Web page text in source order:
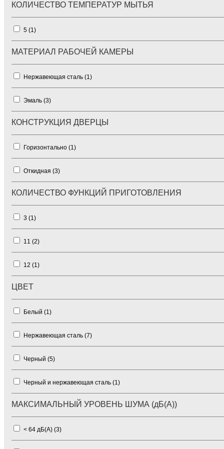
КОЛИЧЕСТВО ТЕМПЕРАТУР МЫТЬЯ
5 (1)
МАТЕРИАЛ РАБОЧЕЙ КАМЕРЫ
Нержавеющая сталь (1)
Эмаль (3)
КОНСТРУКЦИЯ ДВЕРЦЫ
Горизонтально (1)
Откидная (3)
КОЛИЧЕСТВО ФУНКЦИЙ ПРИГОТОВЛЕНИЯ
3 (1)
11 (2)
12 (1)
ЦВЕТ
Белый (1)
Нержавеющая сталь (7)
Черный (5)
Черный и нержавеющая сталь (1)
МАКСИМАЛЬНЫЙ УРОВЕНЬ ШУМА (дБ(А))
< 64 дБ(А) (3)